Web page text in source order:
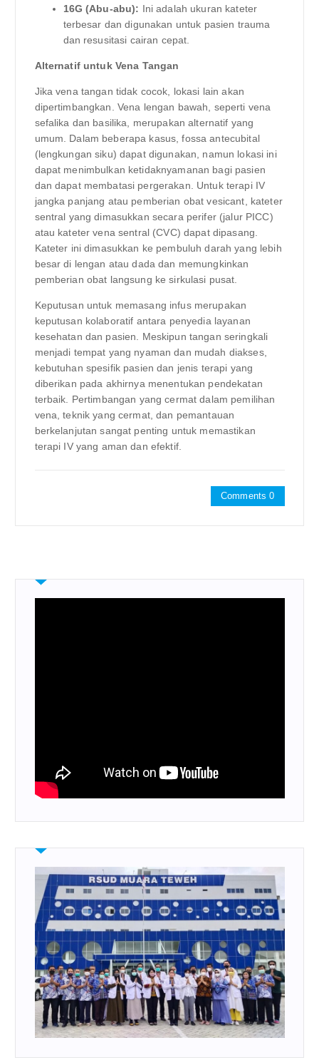
16G (Abu-abu): Ini adalah ukuran kateter
terbesar dan digunakan untuk pasien trauma
dan resusitasi cairan cepat.
Alternatif untuk Vena Tangan
Jika vena tangan tidak cocok, lokasi lain akan
dipertimbangkan. Vena lengan bawah, seperti vena
sefalika dan basilika, merupakan alternatif yang
umum. Dalam beberapa kasus, fossa antecubital
(lengkungan siku) dapat digunakan, namun lokasi ini
dapat menimbulkan ketidaknyamanan bagi pasien
dan dapat membatasi pergerakan. Untuk terapi IV
jangka panjang atau pemberian obat vesicant, kateter
sentral yang dimasukkan secara perifer (jalur PICC)
atau kateter vena sentral (CVC) dapat dipasang.
Kateter ini dimasukkan ke pembuluh darah yang lebih
besar di lengan atau dada dan memungkinkan
pemberian obat langsung ke sirkulasi pusat.
Keputusan untuk memasang infus merupakan
keputusan kolaboratif antara penyedia layanan
kesehatan dan pasien. Meskipun tangan seringkali
menjadi tempat yang nyaman dan mudah diakses,
kebutuhan spesifik pasien dan jenis terapi yang
diberikan pada akhirnya menentukan pendekatan
terbaik. Pertimbangan yang cermat dalam pemilihan
vena, teknik yang cermat, dan pemantauan
berkelanjutan sangat penting untuk memastikan
terapi IV yang aman dan efektif.
Comments 0